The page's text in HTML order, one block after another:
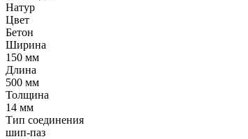
Натур
Цвет
Бетон
Ширина
150 мм
Длина
500 мм
Толщина
14 мм
Тип соединения
шип-паз